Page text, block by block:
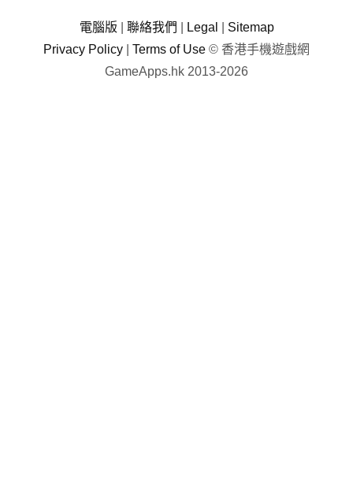
電腦版 聯絡我們 Legal
Sitemap
Privacy Policy
Terms of Use © 香港手機遊戲網
GameApps.hk 2013-2026